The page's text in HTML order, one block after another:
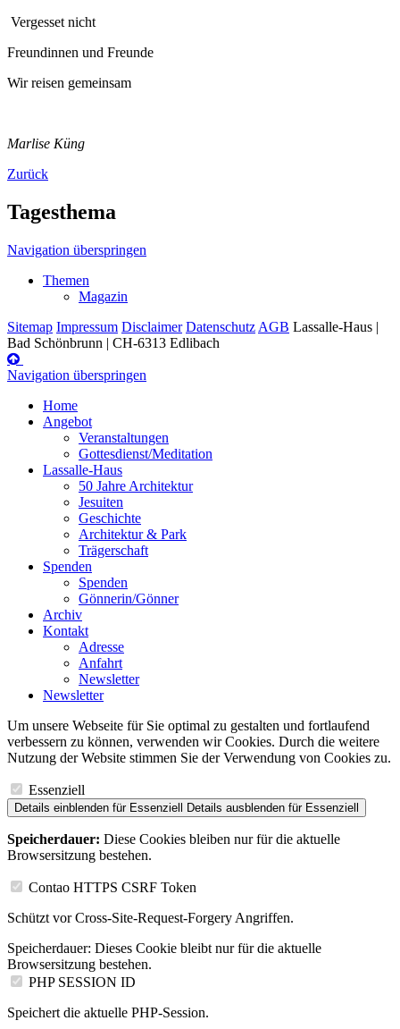
Vergesset nicht
Freundinnen und Freunde
Wir reisen gemeinsam
Marlise Küng
Zurück
Tagesthema
Navigation überspringen
Themen
Magazin
Sitemap Impressum Disclaimer Datenschutz AGB Lassalle-Haus |
Bad Schönbrunn | CH-6313 Edlibach
Navigation überspringen
Home
Angebot
Veranstaltungen
Gottesdienst/Meditation
Lassalle-Haus
50 Jahre Architektur
Jesuiten
Geschichte
Architektur & Park
Trägerschaft
Spenden
Spenden
Gönnerin/Gönner
Archiv
Kontakt
Adresse
Anfahrt
Newsletter
Newsletter
Um unsere Webseite für Sie optimal zu gestalten und fortlaufend
verbessern zu können, verwenden wir Cookies. Durch die weitere
Nutzung der Website stimmen Sie der Verwendung von Cookies zu.
Essenziell
Details einblenden für Essenziell Details ausblenden für Essenziell
Speicherdauer: Diese Cookies bleiben nur für die aktuelle
Browsersitzung bestehen.
Contao HTTPS CSRF Token
Schützt vor Cross-Site-Request-Forgery Angriffen.
Speicherdauer: Dieses Cookie bleibt nur für die aktuelle
Browsersitzung bestehen.
PHP SESSION ID
Speichert die aktuelle PHP-Session.